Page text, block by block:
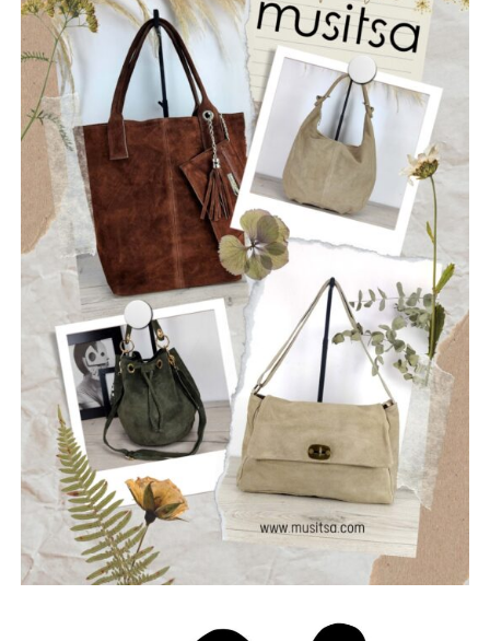
Οι “Ρωγμές” είναι ένα νεοσύστατο ελληνικό ροκ
συγκρότημα που ιδρύθηκε τον Ιούλιο του 2025, με έδρα
την Ναύπακτο. Το όνομά τους αντικατοπτρίζει τη
φιλοσοφία τους: να ραγίσουν τις βεβαιότητες, να σπάσουν
τη σιωπή και να αφήσουν το φως να περάσει μέσα από τις
ρωγμές της καθημερινότητας. Με ήχο που ισορροπεί
ανάμεσα στο εναλλακτικό ροκ, τον ελληνικό στίχο και την
ωμή ενέργεια της σκηνής, οι Ρωγμές δημιουργούν
μουσική που μιλά για την κοινωνία, τις εσωτερικές μάχες
και την ανάγκη για αλήθεια.
Μέλη του συγκροτήματος: Ανδρεόπουλος Αντώνης –
Φωνή & Κιθάρα, Σαράντης Δημήτρης – Κιθάρα, Νικολάου
Θωμάς – Μπάσο, Μηλιώνης Γρηγόρης – Τύμπανα.